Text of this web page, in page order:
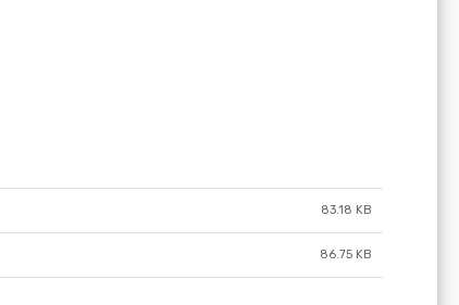
83.18 KB
86.75 KB